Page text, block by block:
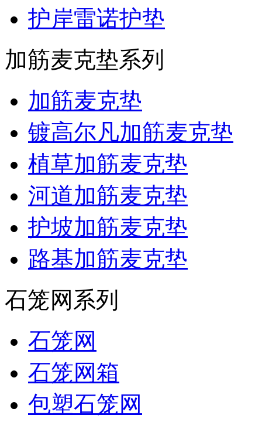
护岸雷诺护垫
加筋麦克垫系列
加筋麦克垫
镀高尔凡加筋麦克垫
植草加筋麦克垫
河道加筋麦克垫
护坡加筋麦克垫
路基加筋麦克垫
石笼网系列
石笼网
石笼网箱
包塑石笼网